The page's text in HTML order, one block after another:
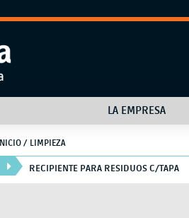
LA EMPRESA
INICIO/ LIMPIEZA
RECIPIENTE PARA RESIDUOS C/TAPA